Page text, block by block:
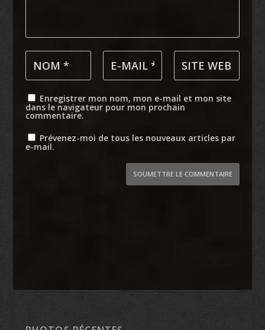
Enregistrer mon nom, mon e-mail et mon site
dans le navigateur pour mon prochain
commentaire.
Prévenez-moi de tous les nouveaux articles par
e-mail.
SOUMETTRE LE COMMENTAIRE